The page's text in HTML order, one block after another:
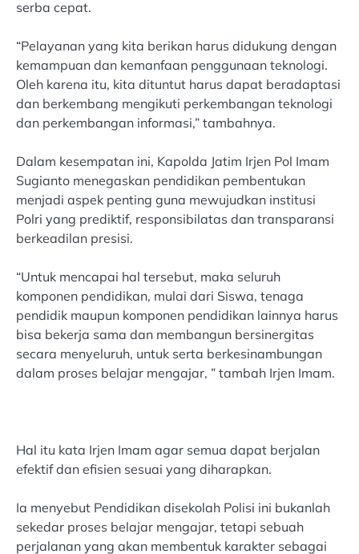
serba cepat.
“Pelayanan yang kita berikan harus didukung dengan
kemampuan dan kemanfaan penggunaan teknologi.
Oleh karena itu, kita dituntut harus dapat beradaptasi
dan berkembang mengikuti perkembangan teknologi
dan perkembangan informasi,” tambahnya.
Dalam kesempatan ini, Kapolda Jatim Irjen Pol Imam
Sugianto menegaskan pendidikan pembentukan
menjadi aspek penting guna mewujudkan institusi
Polri yang prediktif, responsibilatas dan transparansi
berkeadilan presisi.
“Untuk mencapai hal tersebut, maka seluruh
komponen pendidikan, mulai dari Siswa, tenaga
pendidik maupun komponen pendidikan lainnya harus
bisa bekerja sama dan membangun bersinergitas
secara menyeluruh, untuk serta berkesinambungan
dalam proses belajar mengajar, ” tambah Irjen Imam.
Hal itu kata Irjen Imam agar semua dapat berjalan
efektif dan efisien sesuai yang diharapkan.
Ia menyebut Pendidikan disekolah Polisi ini bukanlah
sekedar proses belajar mengajar, tetapi sebuah
perjalanan yang akan membentuk karakter sebagai